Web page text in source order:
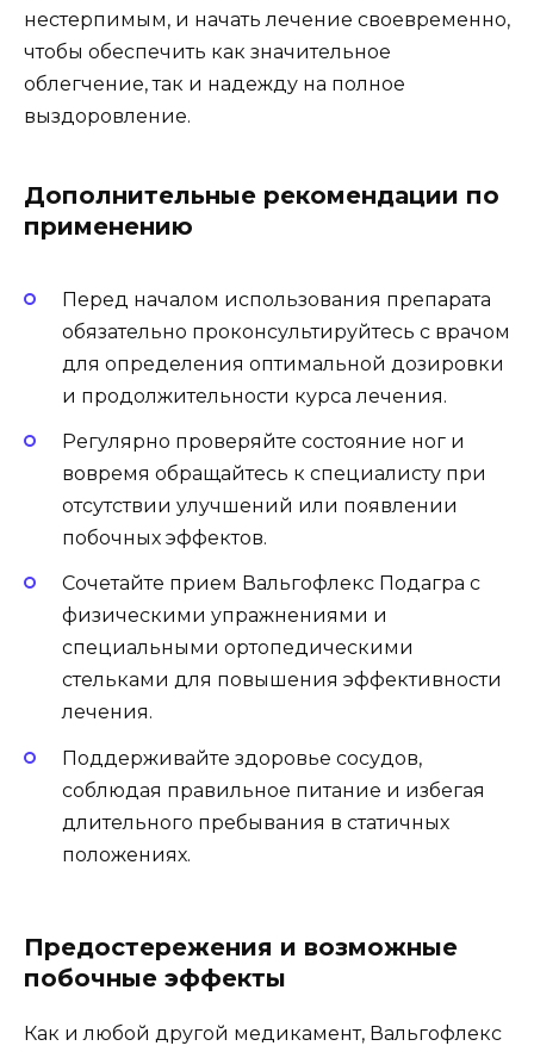
нестерпимым, и начать лечение своевременно,
чтобы обеспечить как значительное
облегчение, так и надежду на полное
выздоровление.
Дополнительные рекомендации по
применению
Перед началом использования препарата
обязательно проконсультируйтесь с врачом
для определения оптимальной дозировки
и продолжительности курса лечения.
Регулярно проверяйте состояние ног и
вовремя обращайтесь к специалисту при
отсутствии улучшений или появлении
побочных эффектов.
Сочетайте прием Вальгофлекс Подагра с
физическими упражнениями и
специальными ортопедическими
стельками для повышения эффективности
лечения.
Поддерживайте здоровье сосудов,
соблюдая правильное питание и избегая
длительного пребывания в статичных
положениях.
Предостережения и возможные
побочные эффекты
Как и любой другой медикамент, Вальгофлекс